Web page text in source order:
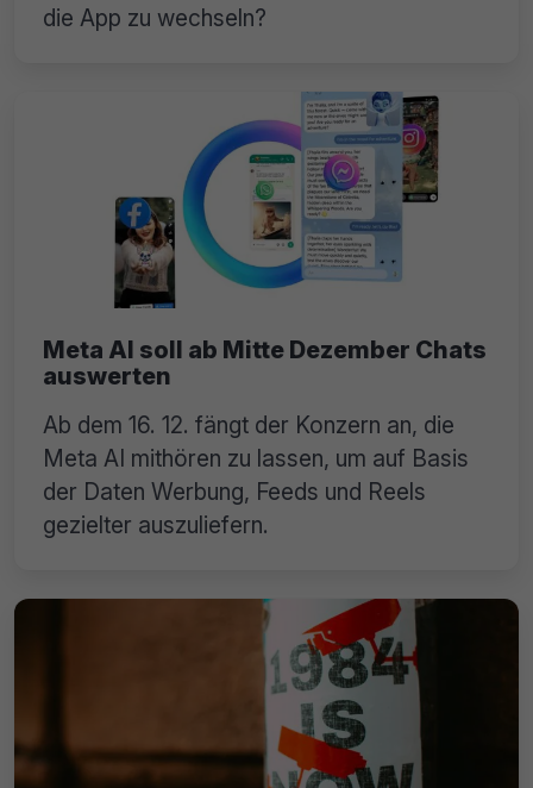
die App zu wechseln?
Meta AI soll ab Mitte Dezember Chats
auswerten
Ab dem 16. 12. fängt der Konzern an, die
Meta AI mithören zu lassen, um auf Basis
der Daten Werbung, Feeds und Reels
gezielter auszuliefern.